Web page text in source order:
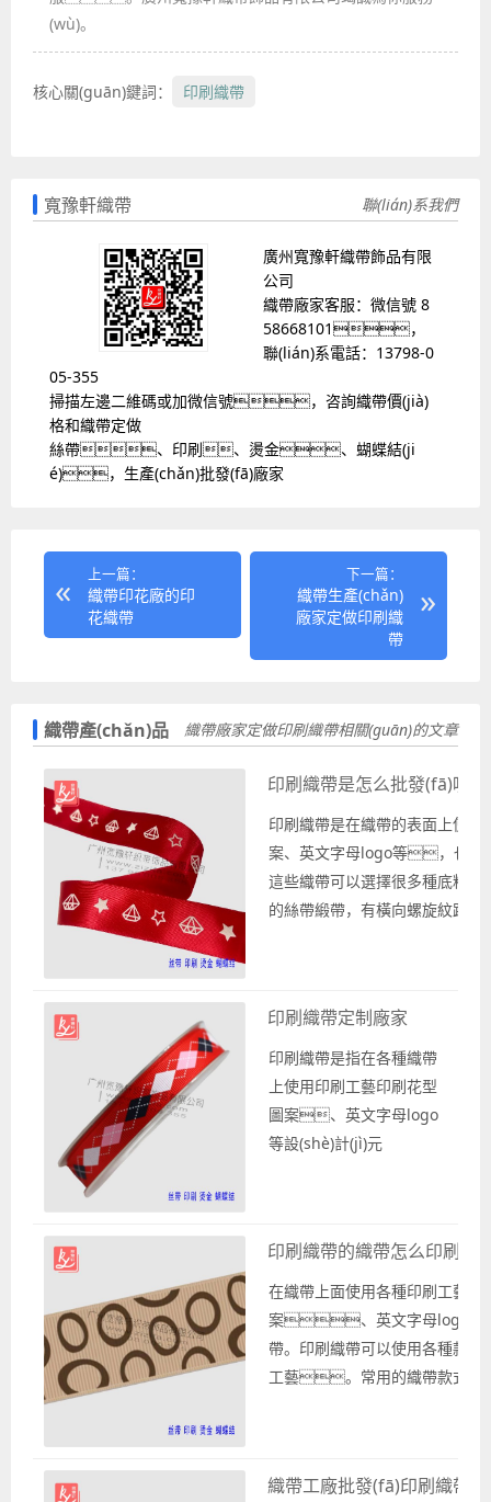
(wù)。
核心關(guān)鍵詞： 印刷織帶
寬豫軒織帶 聯(lián)系我們
廣州寬豫軒織帶飾品有限
公司
織帶廠家客服：微信號 8
58668101，
聯(lián)系電話：13798-0
05-355
掃描左邊二維碼或加微信號，咨詢織帶價(jià)
格和織帶定做
絲帶、印刷、燙金、蝴蝶結(ji
é)，生產(chǎn)批發(fā)廠家
上一篇：
織帶印花廠的印
花織帶
下一篇：
織帶生產(chǎn)
廠家定做印刷織
帶
織帶產(chǎn)品 織帶廠家定做印刷織帶相關(guān)的文章
印刷織帶是怎么批發(fā)
印刷織帶是在織帶的表面上使
案、英文字母logo等，也
這些織帶可以選擇很多種底料
的絲帶緞帶，有橫向螺旋紋
是怎么批...
印刷織帶定制廠家
印刷織帶是指在各種織帶
上使用印刷工藝印刷花型
圖案、英文字母logo
等設(shè)計(jì)元
作印花織帶，在各種織帶
的表面上印刷花型圖
案、英文字母logo
的織帶。這種定制織
帶不僅可以用在服裝服
種獨(dú)特的形象展示，
印刷織帶的織帶怎么印刷
在織帶上面使用各種印刷工藝印
案、英文字母
帶。印刷織帶可以使用各種款式
工藝。常用的織帶款式有
的廠家？ 需要織帶印刷的廠家
織帶工廠批發(fā)印刷織帶